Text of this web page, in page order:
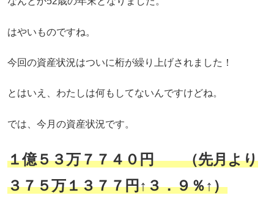
はやいものですね。
今回の資産状況はついに桁が繰り上げされました！
とはいえ、わたしは何もしてないんですけどね。
では、今月の資産状況です。
１億５３万７７４０円 （先月より
３７５万１３７７円↑３．９％↑）